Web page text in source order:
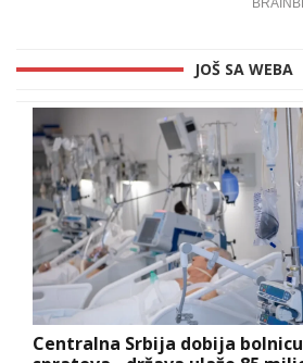
JOŠ SA WEBA
Centralna Srbija dobija